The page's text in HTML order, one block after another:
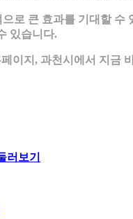
로 큰 효과를 기대할 수
있습니다.
이지, 과천시에서 지금
러보기